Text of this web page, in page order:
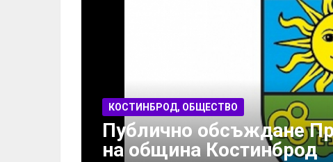
КОСТИНБРОД, ОБЩЕСТВО
Милена Миткова
в битката с тежкото